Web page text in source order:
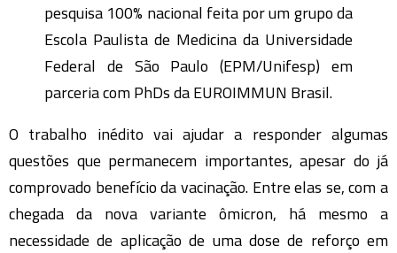
pesquisa 100% nacional feita por um grupo da
Escola Paulista de Medicina da Universidade
Federal de São Paulo (EPM/Unifesp) em
parceria com PhDs da EUROIMMUN Brasil.
O trabalho inédito vai ajudar a responder algumas
questões que permanecem importantes, apesar do já
comprovado benefício da vacinação. Entre elas se, com a
chegada da nova variante ômicron, há mesmo a
necessidade de aplicação de uma dose de reforço em